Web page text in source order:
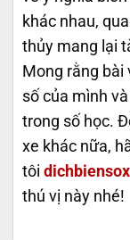
khác nhau,
thủy mang lại
Mong rằng bài
số của mình
trong số học.
xe khác nữa,
tôi
thú vị này nhé!